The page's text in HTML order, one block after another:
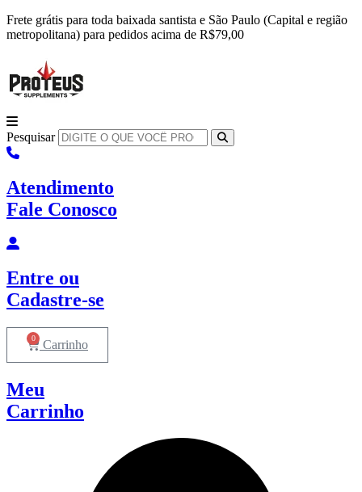
Ir
para
conteúdo
Frete grátis para toda baixada santista e São Paulo (Capital e região
metropolitana) para pedidos acima de R$79,00
Pesquisar
Atendimento
Fale Conosco
Entre ou
Cadastre-se
0 Carrinho
Meu
Carrinho